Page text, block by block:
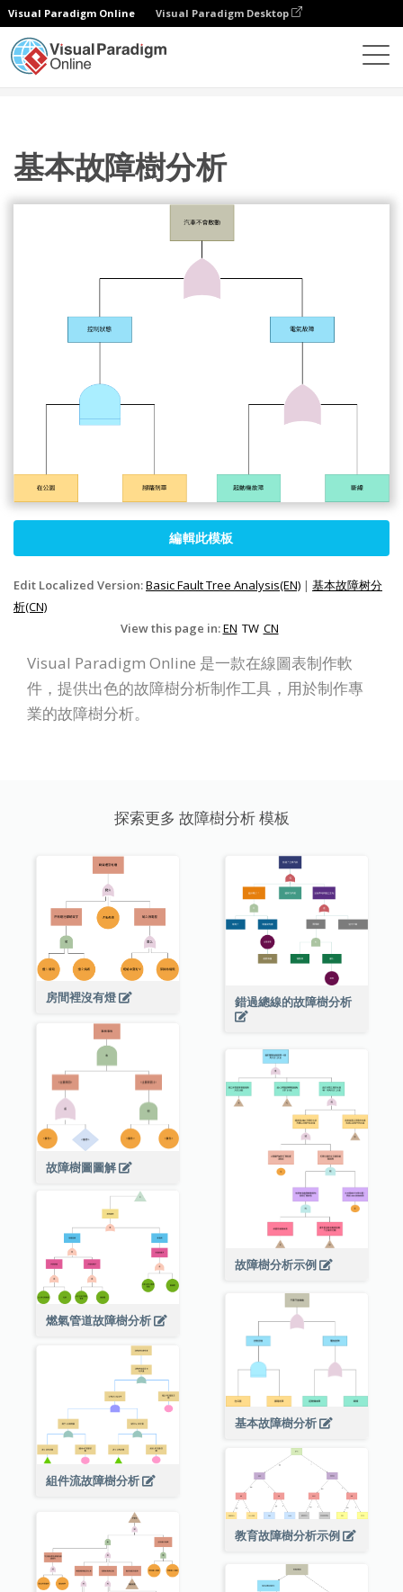
Visual Paradigm Online Visual Paradigm Desktop
基本故障樹分析
編輯此模板
Edit Localized Version:Basic Fault Tree Analysis(EN) | 基本故障树分
析(CN)
View this page in:EN TW CN
Visual Paradigm Online 是一款在線圖表制作軟
件，提供出色的故障樹分析制作工具，用於制作專
業的故障樹分析。
探索更多 故障樹分析 模板
房間裡沒有燈 錯過總線的故障樹分析
故障樹圖圖解
故障樹分析示例
燃氣管道故障樹分析
基本故障樹分析
組件流故障樹分析
教育故障樹分析示例